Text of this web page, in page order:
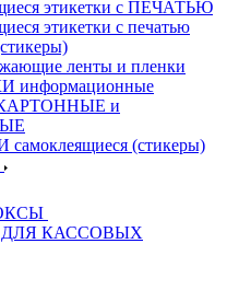
этикетки с ПЕЧАТЬЮ
этикетки с печатью
ленты и пленки
информационные
и
(стикеры)
КАССОВЫХ